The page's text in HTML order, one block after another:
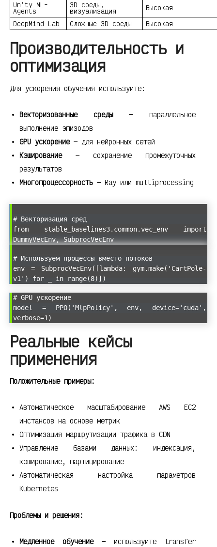
Unity ML-
Agents
3D среды,
визуализация
Высокая
DeepMind Lab
Сложные 3D среды Высокая
Производительность и
оптимизация
Для ускорения обучения используйте:
Векторизованные среды— параллельное
выполнение эпизодов
GPU ускорение— для нейронных сетей
Кэширование— сохранение промежуточных
результатов
Многопроцессорность — Ray или multiprocessing
# Векторизация сред
from stable_baselines3.common.vec_env import
DummyVecEnv, SubprocVecEnv
# Используем процессы вместо потоков
env = SubprocVecEnv([lambda: gym.make('CartPole-
v1') for _ in range(8)])
# GPU ускорение
model = PPO('MlpPolicy', env, device='cuda',
verbose=1)
Реальные кейсы
применения
Положительные примеры:
Автоматическое масштабирование AWS EC2
инстансов на основе метрик
Оптимизация маршрутизации трафика в CDN
Управление базами данных: индексация,
кэширование, партицирование
Автоматическая настройка параметров
Kubernetes
Проблемы и решения:
Медленное обучение— используйте transfer